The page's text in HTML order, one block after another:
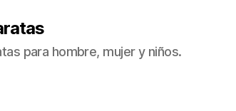
para hombre, mujer y niños.